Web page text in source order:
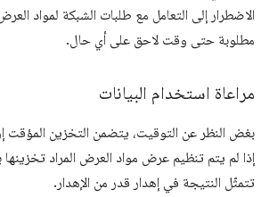
الاضطرار إلى التعامل مع طلبات الشبكة لمواد
مطلوبة حتى وقت لاحق على أي حال.
مراعاة استخدام البيانات
بغض النظر عن التوقيت، يتضمن التخزين المؤقت
إذا لم يتم تنظيم عرض مواد العرض المراد
تتمثّل النتيجة في إهدار قدر من الإهدار.